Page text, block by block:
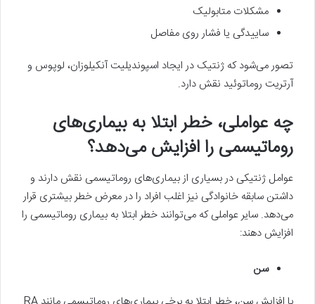
مشکلات متابولیک
ساییدگی یا فشار روی مفاصل
تصور می‌شود که ژنتیک در ایجاد اسپوندیلیت آنکیلوزان، لوپوس و
آرتریت روماتوئید نقش دارد.
چه عواملی، خطر ابتلا به بیماری‌های
روماتیسمی را افزایش می‌دهد؟
عوامل ژنتیکی در بسیاری از بیماری‌های روماتیسمی نقش دارند و
داشتن سابقه خانوادگی نیز اغلب افراد را در معرض خطر بیشتری قرار
می‌دهد. سایر عواملی که می‌توانند خطر ابتلا به بیماری روماتیسمی را
افزایش دهند:
سن